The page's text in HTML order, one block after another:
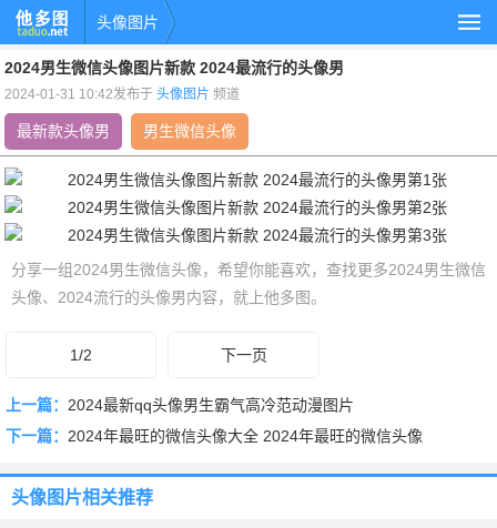
头像图片
2024男生微信头像图片新款 2024最流行的头像男
2024-01-31 10:42发布于头像图片 频道
最新款头像男 男生微信头像
分享一组2024男生微信头像，希望你能喜欢，查找更多2024男生微信
头像、2024流行的头像男内容，就上他多图。
1/2 下一页
上一篇： 2024最新qq头像男生霸气高冷范动漫图片
下一篇： 2024年最旺的微信头像大全 2024年最旺的微信头像
头像图片相关推荐